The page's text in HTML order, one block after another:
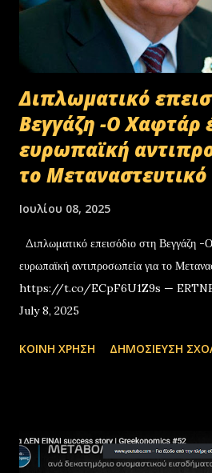
Διπλωματικό
Βεγγάζη -Ο Χαφτάρ
ευρωπαϊκή
το Μεταναστευτικό
Ιουλίου 08, 2025
Διπλωματικό επεισόδιο στη Βεγγάζη -
ευρωπαϊκή αντιπροσωπεία για το
https://t.co/ECpF6U1Z9s —
July 8, 2025
ΚΟΙΝΉ ΧΡΉΣΗ ΔΗΜΟΣΊΕΥΣΗ